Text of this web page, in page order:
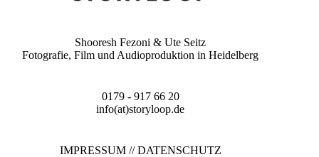
Shooresh Fezoni & Ute Seitz
Fotografie, Film und Audioproduktion in Heidelberg
0179 - 917 66 20
info(at)storyloop.de
IMPRESSUM//DATENSCHUTZ